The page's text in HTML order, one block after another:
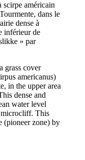
scirpe américain
dans le
dense à
inférieur de
» par
grass cover
americanus)
in the upper area
dense and
water level
microcliff. This
(pioneer zone) by